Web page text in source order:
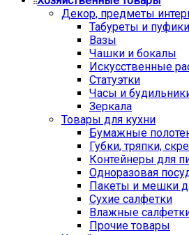
Декор, предметы
Табуреты и пуфики
Вазы
Чашки и бокалы
Искусственные
Статуэтки
Часы и
Зеркала
Товары для кухни
Бумажные
Губки, тряпки,
Контейнеры для
Одноразовая
Пакеты и мешки
Сухие салфетки
Влажные
Прочие товары